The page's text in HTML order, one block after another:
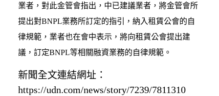
業者，對此金管會指出，中已建議業者，將金管會所
提出對BNPL業務所訂定的指引，納入租賃公會的自
律規範，業者也在會中表示，將向租賃公會提出建
議，訂定BNPL等相關融資業務的自律規範。
新聞全文連結網址：
https://udn.com/news/story/7239/7811310